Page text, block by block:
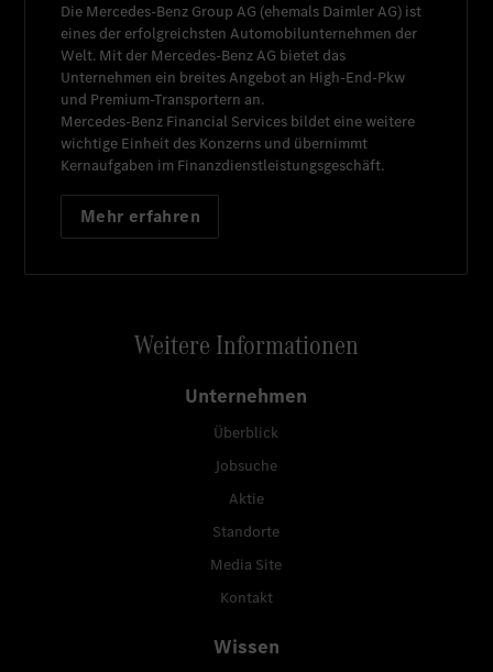
Die Mercedes-Benz Group AG (ehemals Daimler AG) ist
eines der erfolgreichsten Automobilunternehmen der
Welt. Mit der Mercedes-Benz AG bietet das
Unternehmen ein breites Angebot an High-End-Pkw
und Premium-Transportern an.
Mercedes-Benz Financial Services bildet eine weitere
wichtige Einheit des Konzerns und übernimmt
Kernaufgaben im Finanzdienstleistungsgeschäft.
Mehr erfahren
Weitere Informationen
Unternehmen
Überblick
Jobsuche
Aktie
Standorte
Media Site
Kontakt
Wissen